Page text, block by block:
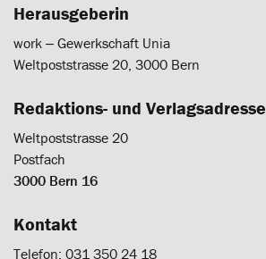
Herausgeberin
work ‒ Gewerkschaft Unia
Weltpoststrasse 20, 3000 Bern
Redaktions- und Verlagsadresse
Weltpoststrasse 20
Postfach
3000 Bern 16
Kontakt
Telefon: 031 350 24 18